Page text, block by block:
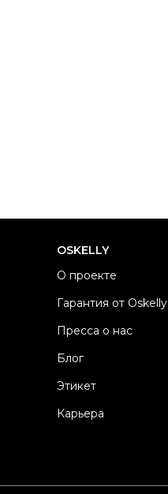
OSKELLY
О проекте
Гарантия от Oskelly
Пресса о нас
Блог
Этикет
Карьера